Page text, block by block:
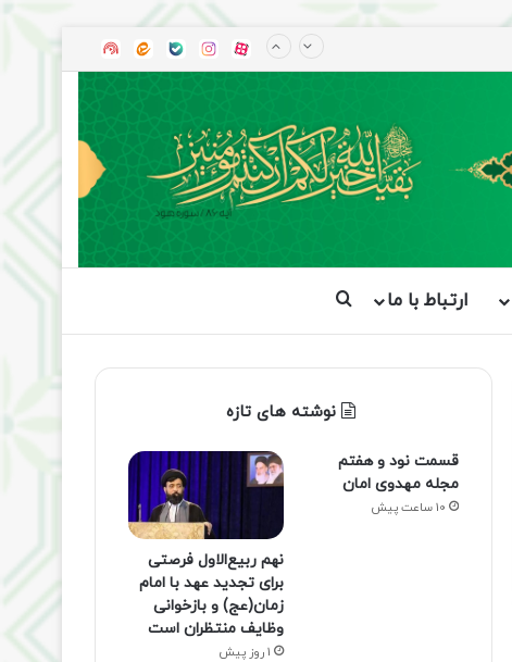
آپاراتاینستاگرام
بله ایتا شنوتو
ارتباط با ما جستجو برای
نوشته های تازه
قسمت نود و هفتم
مجله مهدوی امان
10 ساعت پیش
نهم ربیع‌الاول فرصتی
برای تجدید عهد با امام
زمان(عج) و بازخوانی
وظایف منتظران است
1 روز پیش